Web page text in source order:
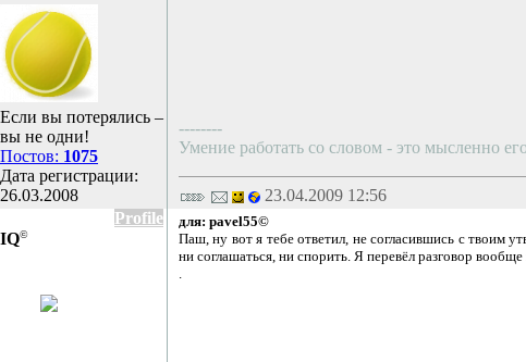
Если вы потерялись –
вы не одни!
Постов: 1075
Дата регистрации:
26.03.2008
--------
Умение работать со словом - это мысленно
23.04.2009 12:56
Profile
IQ©
для: pavel55©
Паш, ну вот я тебе ответил, не согласившись с твоим
ни соглашаться, ни спорить. Я перевёл разговор
.